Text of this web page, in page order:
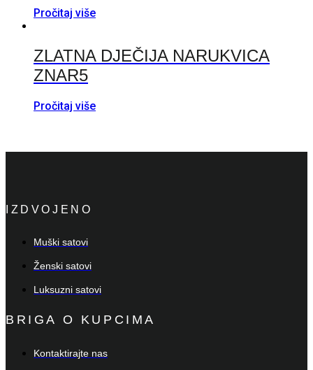
Pročitaj više
ZLATNA DJEČIJA NARUKVICA
ZNAR5
Pročitaj više
IZDVOJENO
Muški satovi
Ženski satovi
Luksuzni satovi
BRIGA O KUPCIMA
Kontaktirajte nas